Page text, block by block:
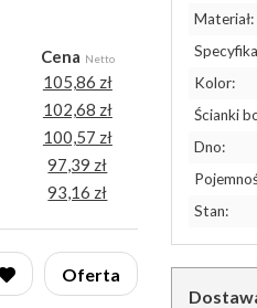
Cena Netto
105,86 zł
102,68 zł
100,57 zł
97,39 zł
93,16 zł
Oferta
Materiał:
Kolor:
Ścianki
Dno:
Stan: